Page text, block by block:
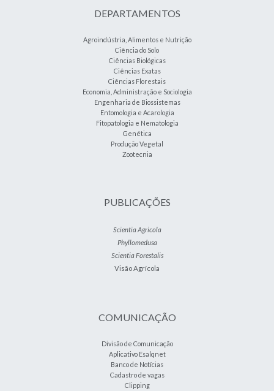
DEPARTAMENTOS
Agroindústria, Alimentos e Nutrição
Ciência do Solo
Ciências Biológicas
Ciências Exatas
Ciências Florestais
Economia, Administração e Sociologia
Engenharia de Biossistemas
Entomologia e Acarologia
Fitopatologia e Nematologia
Genética
Produção Vegetal
Zootecnia
PUBLICAÇÕES
Scientia Agricola
Phyllomedusa
Scientia Forestalis
Visão Agrícola
COMUNICAÇÃO
Divisão de Comunicação
Aplicativo Esalqnet
Banco de Notícias
Cadastro de vagas
Clipping